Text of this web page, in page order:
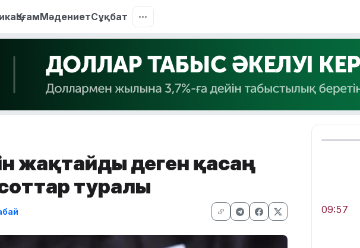
ҚоғамМәдениетСұқбат
жақтайды деген қасаң
соттар туралы
09:57